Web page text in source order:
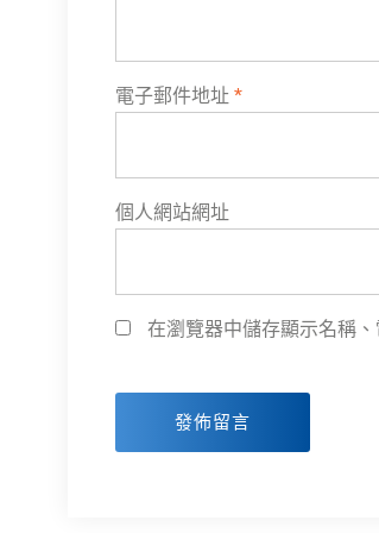
電子郵件地址 *
個人網站網址
在瀏覽器中儲存顯示名稱